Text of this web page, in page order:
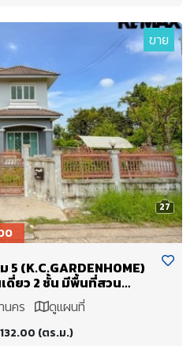
27
ขาย
5 (K.C.GARDENHOME)
ดี่ยว 2 ชั้น มีพื้นที่สวน
มดี
นคร ดูแผนที่
132.00 (ตร.ม.)